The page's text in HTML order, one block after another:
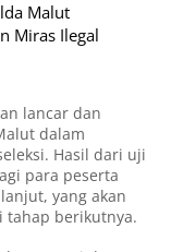
Malut
Miras Ilegal
lancar dan
dalam
Hasil dari uji
para peserta
yang akan
tahap berikutnya.